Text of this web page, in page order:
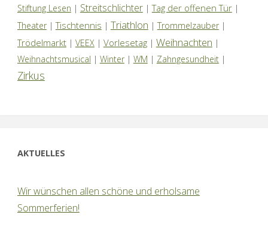
Stiftung Lesen | Streitschlichter|Tag der offenen Tür|
Theater|Tischtennis | Triathlon | Trommelzauber|
Trödelmarkt| VEEX| Vorlesetag| Weihnachten |
Weihnachtsmusical | Winter| WM | Zahngesundheit|
Zirkus
AKTUELLES
Wir wünschen allen schöne und erholsame
Sommerferien!